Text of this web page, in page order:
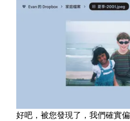
好吧，被您發現了，我們確實